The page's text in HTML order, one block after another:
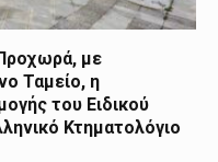
με
Ταμείο, η
του Ειδικού
Κτηματολόγιο